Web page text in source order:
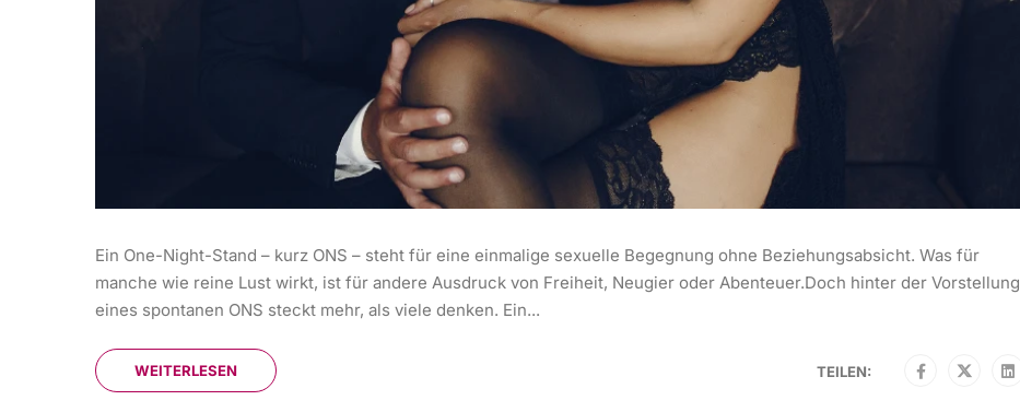
Ein One-Night-Stand – kurz ONS – steht für eine einmalige sexuelle Begegnung ohne Beziehungsabsicht. Was für
manche wie reine Lust wirkt, ist für andere Ausdruck von Freiheit, Neugier oder Abenteuer.Doch hinter der Vorstellung
eines spontanen ONS steckt mehr, als viele denken. Ein...
WEITERLESEN TEILEN: